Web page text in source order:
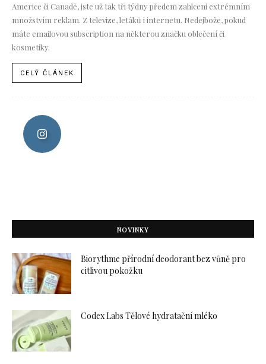
Americe či Canadě, jste už tak tři týdny předem zahlceni extrémním
množstvím reklam. Z televize, letáků i internetu. Nedejbože, pokud
máte emailovou subscription na některou značku oblečení či
kosmetiky.
CELÝ ČLÁNEK
NOVINKY
Biorythme přírodní deodorant bez vůně pro
citlivou pokožku
Codex Labs Tělové hydratační mléko